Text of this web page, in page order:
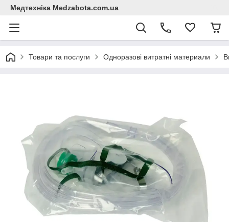
Медтехніка Medzabota.com.ua
Товари та послуги Одноразові витратні материали